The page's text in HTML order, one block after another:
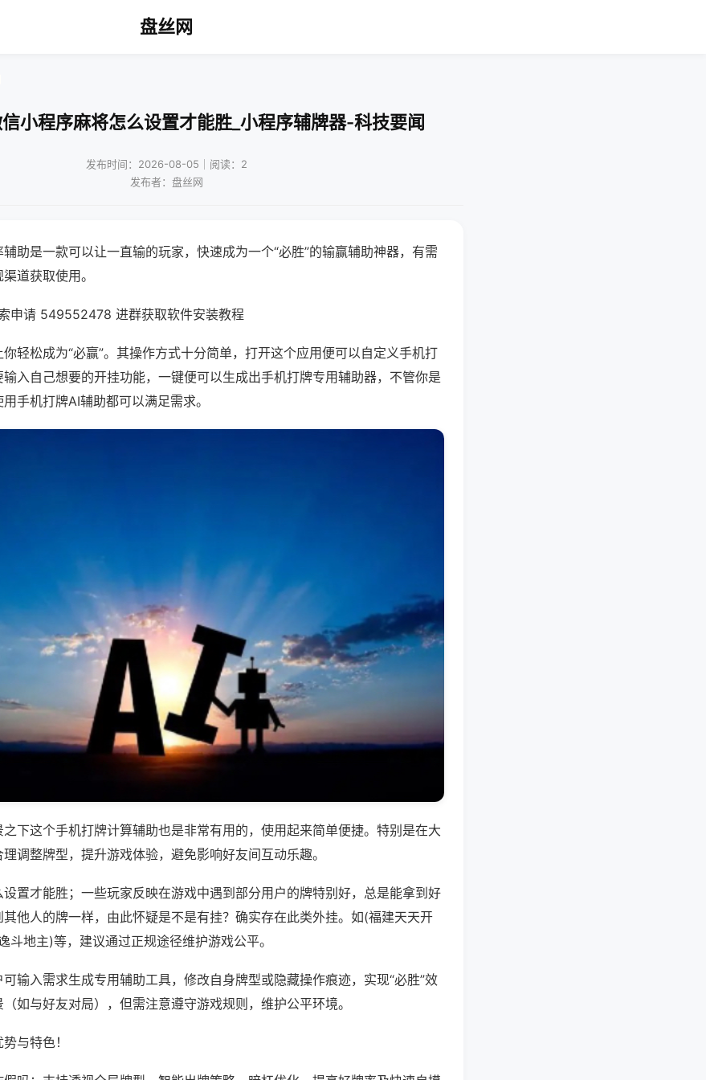
盘丝网
小程序麻将怎么设置才能胜_小程序辅牌器-科技要闻
发布时间：2026-08-05｜阅读：2
发布者：盘丝网
助是一款可以让一直输的玩家，快速成为一个“必胜”的输赢辅助神器，有需
道获取使用。
申请 549552478 进群获取软件安装教程
轻松成为“必赢”。其操作方式十分简单，打开这个应用便可以自定义手机打
入自己想要的开挂功能，一键便可以生成出手机打牌专用辅助器，不管你是
手机打牌AI辅助都可以满足需求。
下这个手机打牌计算辅助也是非常有用的，使用起来简单便捷。特别是在大
调整牌型，提升游戏体验，避免影响好友间互动乐趣。
置才能胜；一些玩家反映在游戏中遇到部分用户的牌特别好，总是能拿到好
他人的牌一样，由此怀疑是不是有挂？确实存在此类外挂。如(福建天天开
斗地主)等，建议通过正规途径维护游戏公平。
输入需求生成专用辅助工具，修改自身牌型或隐藏操作痕迹，实现“必胜”效
如与好友对局），但需注意遵守游戏规则，维护公平环境。
与特色！